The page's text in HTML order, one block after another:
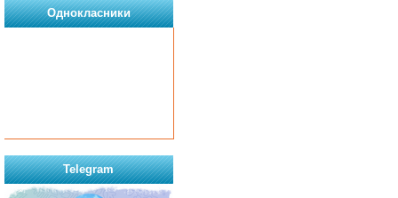
Однокласники
Telegram